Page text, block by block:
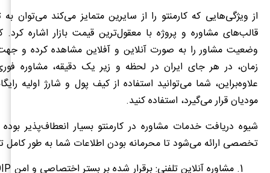
از ویژگی‌هایی که کارمنتو را از سایرین متمایز می‌کند می‌توان
قالب‌های مشاوره و پروژه با معقول‌ترین قیمت بازار اشاره کرد.
وضعیت مشاور را به صورت آنلاین و آفلاین مشاهده کرده و
زمان، در هر جای ایران در لحظه و زیر یک دقیقه، مشاوره
علاوه‌براین، شما می‌توانید استفاده از کیف پول و شارژ اولیه
مودیان قرار می‌گیرد، استفاده کنید.
شیوه دریافت خدمات مشاوره در کارمنتو بسیار انعطاف‌پذیر
تخصصی ارائه می‌شود تا محرمانه بودن اطلاعات شما به طور کامل